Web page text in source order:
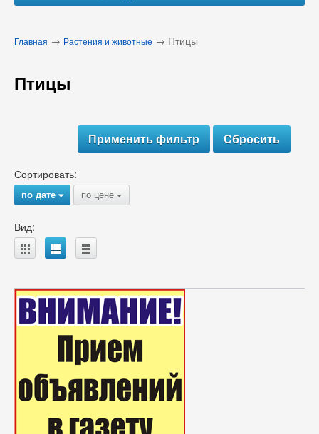
Главная → Растения и животные → Птицы
Птицы
Сортировать:
по дате{ по цене {
Вид:
A B C